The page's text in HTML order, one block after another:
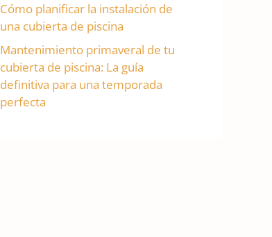
Cómo planificar la instalación de
una cubierta de piscina
Mantenimiento primaveral de tu
cubierta de piscina: La guía
definitiva para una temporada
perfecta